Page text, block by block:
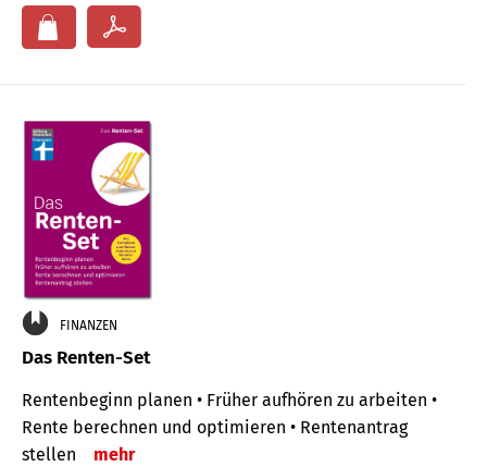
FINANZEN
Das Renten-Set
Rentenbeginn planen • Früher aufhören zu arbeiten •
Rente berechnen und optimieren • Rentenantrag
stellen
mehr